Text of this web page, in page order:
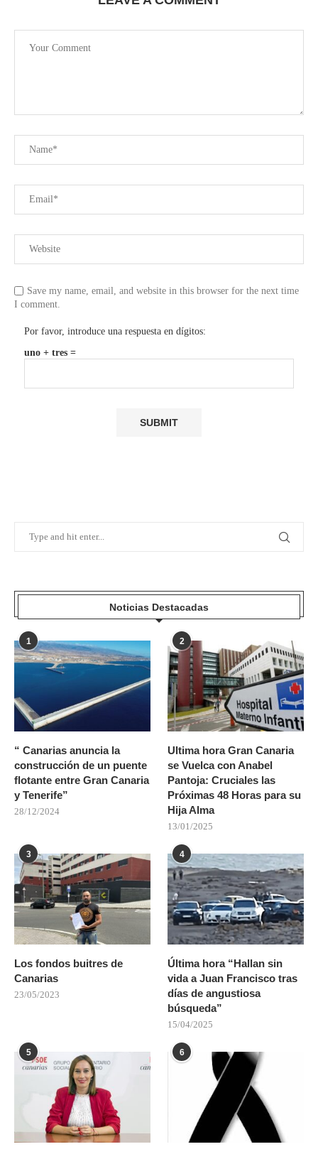
Save my name, email, and website in this browser for the next time
I comment.
Por favor, introduce una respuesta en dígitos:
uno + tres =
Noticias Destacadas
1
“ Canarias anuncia la
construcción de un puente
flotante entre Gran Canaria
y Tenerife”
28/12/2024
2
Ultima hora Gran Canaria
se Vuelca con Anabel
Pantoja: Cruciales las
Próximas 48 Horas para su
Hija Alma
13/01/2025
3
Los fondos buitres de
Canarias
23/05/2023
4
Última hora “Hallan sin
vida a Juan Francisco tras
días de angustiosa
búsqueda”
15/04/2025
5 6